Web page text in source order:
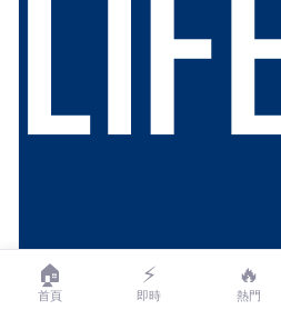
匯流新聞網CNEWS
4槍擊破3輪胎逮肇逃犯 50歲男
🏠
首頁
⚡
即時
🔥
熱門